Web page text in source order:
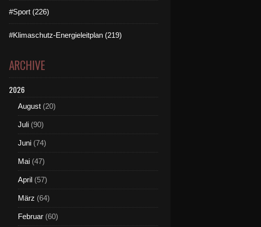
#Sport (226)
#Klimaschutz-Energieleitplan (219)
ARCHIVE
2026
August (20)
Juli (90)
Juni (74)
Mai (47)
April (57)
März (64)
Februar (60)